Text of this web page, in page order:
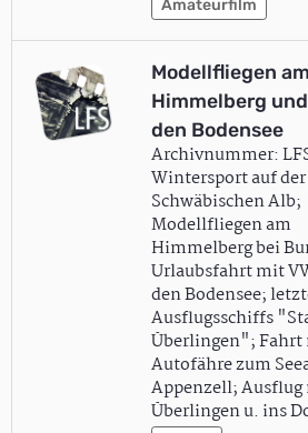
Amateurfilm
Modellfliegen am
Himmelberg
den Bodensee
Archivnummer:
Wintersport auf der
Schwäbischen Alb;
Modellfliegen am
Himmelberg bei
Urlaubsfahrt mit
den Bodensee;
Ausflugsschiffs
Überlingen"; Fahrt
Autofähre zum
Appenzell; Ausflug
Überlingen u. ins